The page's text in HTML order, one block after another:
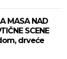
MASA NAD
SCENE
drveće